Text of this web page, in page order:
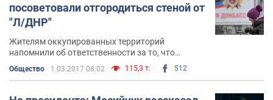
посоветовали отгородиться стеной от
"Л/ДНР"
Жителям оккупированных территорий
напомнили об ответственности за то, что
Общество 1.03.2017 08:02 115,3 т. 512